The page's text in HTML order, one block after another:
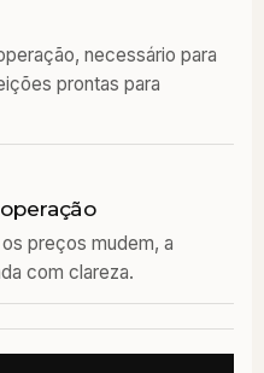
necessário para
prontas para
preços mudem, a
com clareza.